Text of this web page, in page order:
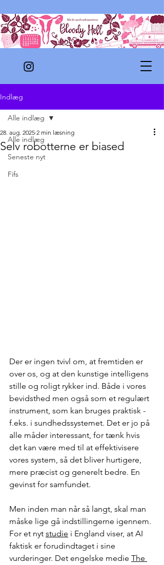
Indlæg
Alle indlæg
Seneste nyt
Fifs
Alle indlæg
Selv robotterne er biased
28. aug. 2025 2 min læsning
Der er ingen tvivl om, at fremtiden er
over os, og at den kunstige intelligens
stille og roligt rykker ind. Både i vores
bevidsthed men også som et regulært
instrument, som kan bruges praktisk -
f.eks. i sundhedssystemet. Det er jo på
alle måder interessant, for tænk hvis
det kan være med til at effektivisere
vores system, så det bliver hurtigere,
mere præcist og generelt bedre. En
gevinst for samfundet.
Men inden man når så langt, skal man
måske lige gå indstillingerne igennem.
For et nyt studie i England viser, at AI
faktisk er forudindtaget i sine
vurderinger. Det engelske medie The